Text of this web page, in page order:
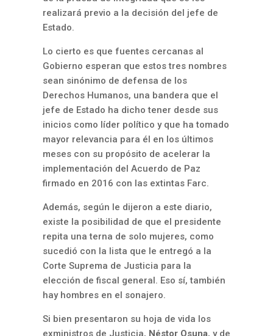
realizará previo a la decisión del jefe de
Estado.
Lo cierto es que fuentes cercanas al
Gobierno esperan que estos tres nombres
sean sinónimo de defensa de los
Derechos Humanos, una bandera que el
jefe de Estado ha dicho tener desde sus
inicios como líder político y que ha tomado
mayor relevancia para él en los últimos
meses con su propósito de acelerar la
implementación del Acuerdo de Paz
firmado en 2016 con las extintas Farc.
Además, según le dijeron a este diario,
existe la posibilidad de que el presidente
repita una terna de solo mujeres, como
sucedió con la lista que le entregó a la
Corte Suprema de Justicia para la
elección de fiscal general. Eso sí, también
hay hombres en el sonajero.
Si bien presentaron su hoja de vida los
exministros de Justicia, Néstor Osuna, y de